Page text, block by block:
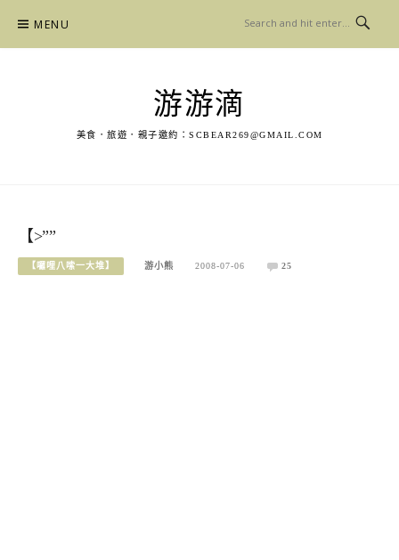
content
MENU
游游滴
美食．旅遊．親子邀約： SCBEAR269@GMAIL.COM
【>””
【囉哩八嗦一大堆】 游小熊 2008-07-06 25